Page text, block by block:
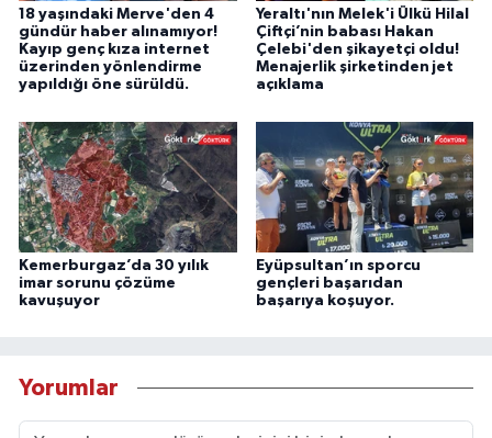
18 yaşındaki Merve'den 4
gündür haber alınamıyor!
Kayıp genç kıza internet
üzerinden yönlendirme
yapıldığı öne sürüldü.
Yeraltı'nın Melek'i Ülkü Hilal
Çiftçi’nin babası Hakan
Çelebi'den şikayetçi oldu!
Menajerlik şirketinden jet
açıklama
Kemerburgaz’da 30 yılık
imar sorunu çözüme
kavuşuyor
Eyüpsultan’ın sporcu
gençleri başarıdan
başarıya koşuyor.
Yorumlar